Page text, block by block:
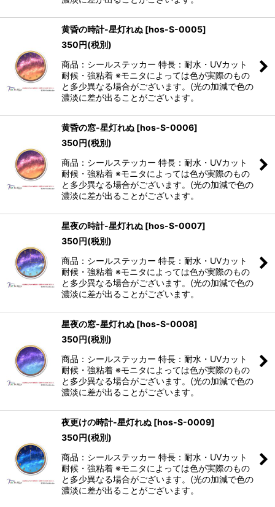
黄昏の時計-星灯れぬ [hos-S-0005]
350円(税別)
商品：シールステッカー 特長：耐水・UVカット
耐候・強粘着 ※モニタによっては色が実際のもの
と多少異なる場合がございます。(光の加減で色の
濃淡に差が出ることがございます。
黄昏の窓-星灯れぬ [hos-S-0006]
350円(税別)
商品：シールステッカー 特長：耐水・UVカット
耐候・強粘着 ※モニタによっては色が実際のもの
と多少異なる場合がございます。(光の加減で色の
濃淡に差が出ることがございます。
星夜の時計-星灯れぬ [hos-S-0007]
350円(税別)
商品：シールステッカー 特長：耐水・UVカット
耐候・強粘着 ※モニタによっては色が実際のもの
と多少異なる場合がございます。(光の加減で色の
濃淡に差が出ることがございます。
星夜の窓-星灯れぬ [hos-S-0008]
350円(税別)
商品：シールステッカー 特長：耐水・UVカット
耐候・強粘着 ※モニタによっては色が実際のもの
と多少異なる場合がございます。(光の加減で色の
濃淡に差が出ることがございます。
夜更けの時計-星灯れぬ [hos-S-0009]
350円(税別)
商品：シールステッカー 特長：耐水・UVカット
耐候・強粘着 ※モニタによっては色が実際のもの
と多少異なる場合がございます。(光の加減で色の
濃淡に差が出ることがございます。